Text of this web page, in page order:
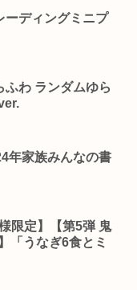
ーディングミニプ
ふわ ランダムゆら
年家族みんなの書
限定】【第5弾 鬼
「うなぎ6食とミ